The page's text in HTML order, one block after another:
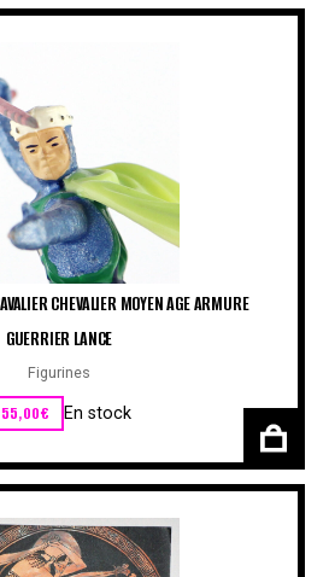
CHEVALIER MOYEN AGE ARMURE
GUERRIER LANCE
Figurines
55,00€ En stock